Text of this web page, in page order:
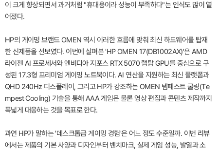
이 크게 향상되면서 과거처럼 "휴대용이라 성능이 부족하다"는 인식도 많이 옅
어졌다.
HP의 게이밍 브랜드 OMEN 역시 이러한 흐름에 맞춰 최신 하드웨어를 탑재
한 신제품을 선보였다. 이번에 살펴본 'HP OMEN 17(DB1002AX)'은 AMD
라이젠 AI 프로세서와 엔비디아 지포스 RTX 5070 랩탑 GPU를 중심으로 구
성된 17.3형 프리미엄 게이밍 노트북이다. AI 연산을 지원하는 최신 플랫폼과
QHD 240Hz 디스플레이, 그리고 HP가 강조하는 OMEN 템페스트 쿨링(Te
mpest Cooling) 기술을 통해 AAA 게임은 물론 영상 편집과 콘텐츠 제작까지
폭넓게 대응하는 것을 목표로 한다.
과연 HP가 말하는 '데스크톱급 게이밍 경험'은 어느 정도 수준일까. 이번 리뷰
에서는 제품의 기본 사양과 디자인부터 벤치마크, 실제 게임 성능, 발열과 소